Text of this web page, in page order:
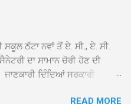
ਸੰਤ ਬਾਬਾ ਹਰਜੀਤ ਸਿੰਘ ਤੇ
ਜੈਕਾਰਿਆਂ ਦੀ ਗੂੰਜ ਵਿਚ ਨਿੱਘਾ
ਗੁਰਦੁਆਰਾ ਸ੍ਰੀ ਦਮਦਮਾ ਸਾਹਿਬ
ਠੱਟਾ ਨਵਾਂ ਤੋਂ ਏ. ਸੀ., ਏ. ਸੀ.
ਦਾ ਸਾਮਾਨ ਚੋਰੀ ਹੋਣ ਦੀ
ਜਾਣਕਾਰੀ ਦਿੰਦਿਆਂ ਸਰਕਾਰੀ
READ MORE